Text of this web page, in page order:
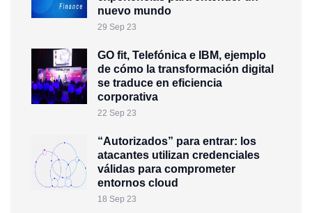
nuevo mundo
29 Sep 23
GO fit, Telefónica e IBM, ejemplo
de cómo la transformación digital
se traduce en eficiencia
corporativa
22 Sep 23
“Autorizados” para entrar: los
atacantes utilizan credenciales
válidas para comprometer
entornos cloud
18 Sep 23